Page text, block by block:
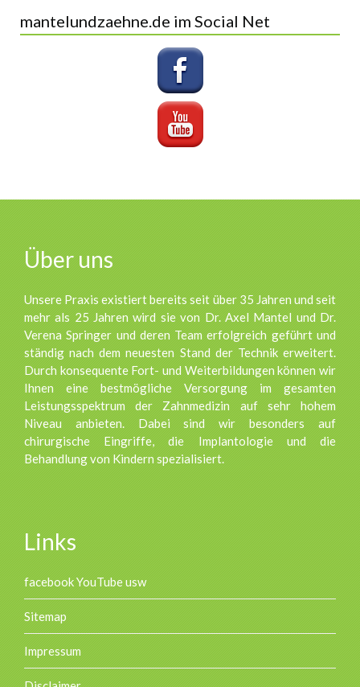
mantelundzaehne.de im Social Net
Über uns
Unsere Praxis existiert bereits seit über 35 Jahren und seit
mehr als 25 Jahren wird sie von Dr. Axel Mantel und Dr.
Verena Springer und deren Team erfolgreich geführt und
ständig nach dem neuesten Stand der Technik erweitert.
Durch konsequente Fort- und Weiterbildungen können wir
Ihnen eine bestmögliche Versorgung im gesamten
Leistungsspektrum der Zahnmedizin auf sehr hohem
Niveau anbieten. Dabei sind wir besonders auf
chirurgische Eingriffe, die Implantologie und die
Behandlung von Kindern spezialisiert.
Links
facebook YouTube usw
Sitemap
Impressum